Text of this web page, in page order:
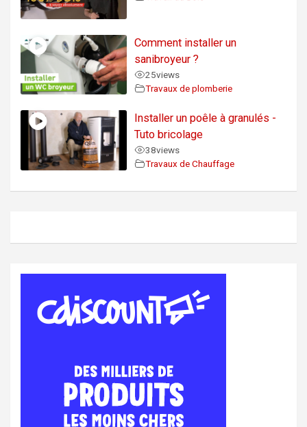
Comment installer un
sanibroyeur ?
25views
Travaux de plomberie
Installer un poêle à granulés -
Tuto bricolage
38views
Travaux de Chauffage